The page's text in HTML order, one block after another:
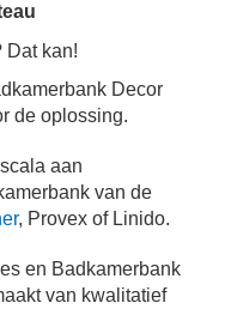
Dat kan!
Decor
de oplossing.
aan
van de
, Provex of Linido.
en Badkamerbank
van kwalitatief